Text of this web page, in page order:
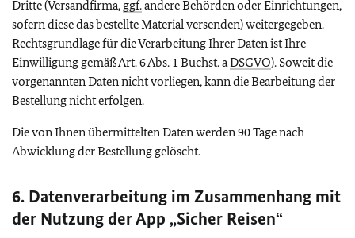
Dritte (Versandfirma, ggf.andere Behörden oder Einrichtungen,
sofern diese das bestellte Material versenden) weitergegeben.
Rechtsgrundlage für die Verarbeitung Ihrer Daten ist Ihre
Einwilligung gemäß Art. 6 Abs. 1 Buchst. aDSGVO). Soweit die
vorgenannten Daten nicht vorliegen, kann die Bearbeitung der
Bestellung nicht erfolgen.
Die von Ihnen übermittelten Daten werden 90 Tage nach
Abwicklung der Bestellung gelöscht.
6. Datenverarbeitung im Zusammenhang mit
der Nutzung der App „Sicher Reisen“